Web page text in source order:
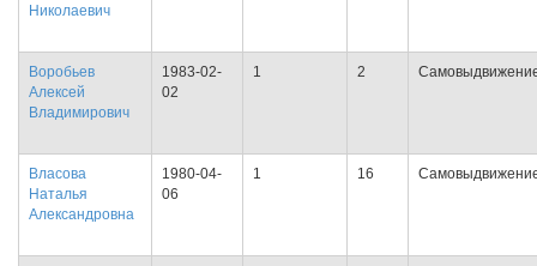
Николаевич
Воробьев
Алексей
Владимирович
1983-02-
02
1 2
Власова
Наталья
Александровна
1980-04-
06
1 16